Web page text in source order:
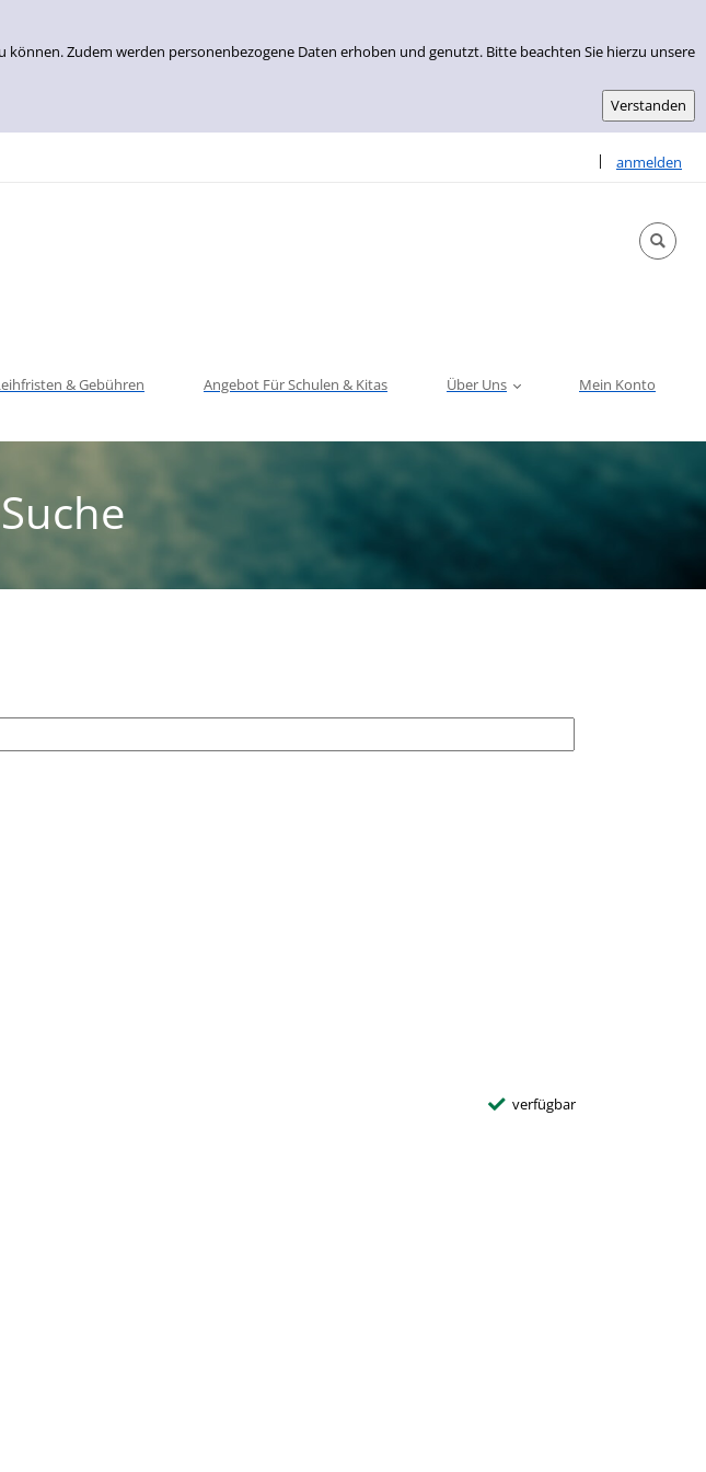
Zudem werden personenbezogene Daten erhoben und genutzt. Bitte beachten Sie hierzu unsere
| anmelden
Sprache
& Gebühren Angebot Für Schulen & Kitas Über Uns Mein Konto
verfügbar